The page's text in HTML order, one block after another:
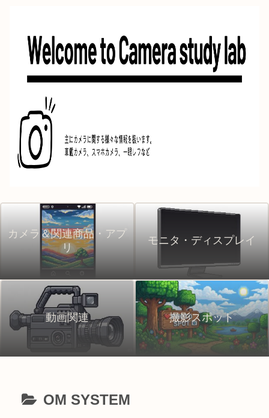
カメラ＆関連商品・アプ
リ
モニタ・ディスプレイ
動画関連 撮影スポット
OM SYSTEM